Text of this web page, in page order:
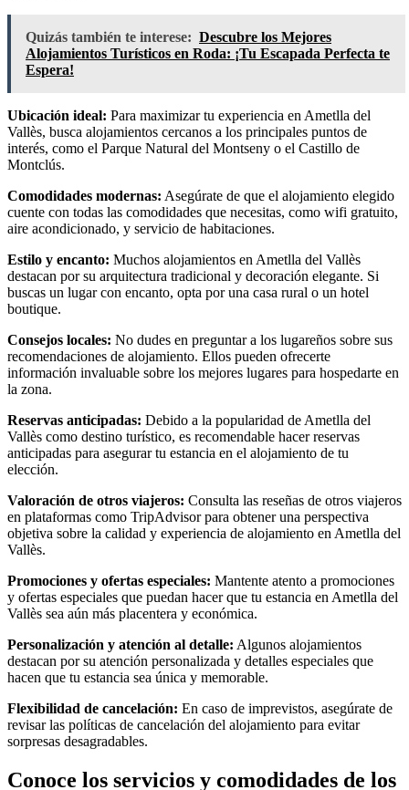
Quizás también te interese: Descubre los Mejores
Alojamientos Turísticos en Roda: ¡Tu Escapada Perfecta te
Espera!
Ubicación ideal: Para maximizar tu experiencia en Ametlla del
Vallès, busca alojamientos cercanos a los principales puntos de
interés, como el Parque Natural del Montseny o el Castillo de
Montclús.
Comodidades modernas: Asegúrate de que el alojamiento elegido
cuente con todas las comodidades que necesitas, como wifi gratuito,
aire acondicionado, y servicio de habitaciones.
Estilo y encanto: Muchos alojamientos en Ametlla del Vallès
destacan por su arquitectura tradicional y decoración elegante. Si
buscas un lugar con encanto, opta por una casa rural o un hotel
boutique.
Consejos locales: No dudes en preguntar a los lugareños sobre sus
recomendaciones de alojamiento. Ellos pueden ofrecerte
información invaluable sobre los mejores lugares para hospedarte en
la zona.
Reservas anticipadas: Debido a la popularidad de Ametlla del
Vallès como destino turístico, es recomendable hacer reservas
anticipadas para asegurar tu estancia en el alojamiento de tu
elección.
Valoración de otros viajeros: Consulta las reseñas de otros viajeros
en plataformas como TripAdvisor para obtener una perspectiva
objetiva sobre la calidad y experiencia de alojamiento en Ametlla del
Vallès.
Promociones y ofertas especiales: Mantente atento a promociones
y ofertas especiales que puedan hacer que tu estancia en Ametlla del
Vallès sea aún más placentera y económica.
Personalización y atención al detalle: Algunos alojamientos
destacan por su atención personalizada y detalles especiales que
hacen que tu estancia sea única y memorable.
Flexibilidad de cancelación: En caso de imprevistos, asegúrate de
revisar las políticas de cancelación del alojamiento para evitar
sorpresas desagradables.
Conoce los servicios y comodidades de los